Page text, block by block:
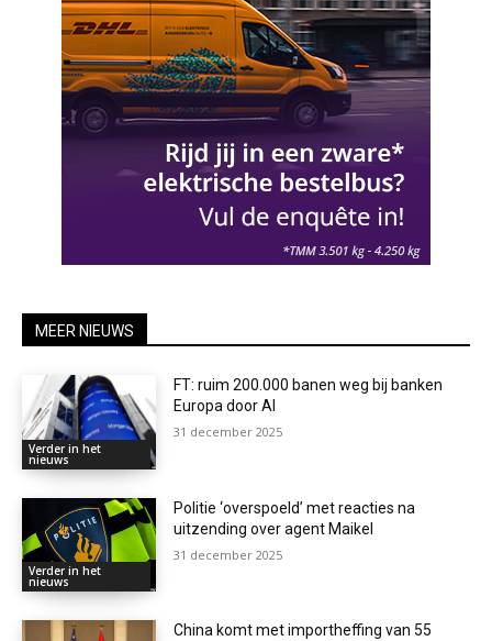
MEER NIEUWS
Verder in het
nieuws
FT: ruim 200.000 banen weg bij banken
Europa door AI
31 december 2025
Verder in het
nieuws
Politie ‘overspoeld’ met reacties na
uitzending over agent Maikel
31 december 2025
China komt met importheffing van 55